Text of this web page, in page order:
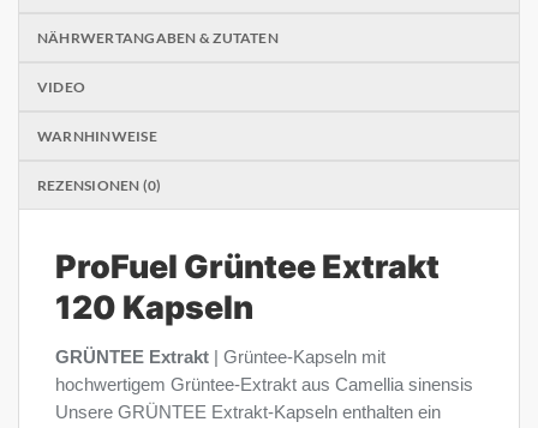
NÄHRWERTANGABEN & ZUTATEN
VIDEO
WARNHINWEISE
REZENSIONEN (0)
ProFuel Grüntee Extrakt
120 Kapseln
GRÜNTEE Extrakt | Grüntee-Kapseln mit
hochwertigem Grüntee-Extrakt aus Camellia sinensis
Unsere GRÜNTEE Extrakt-Kapseln enthalten ein